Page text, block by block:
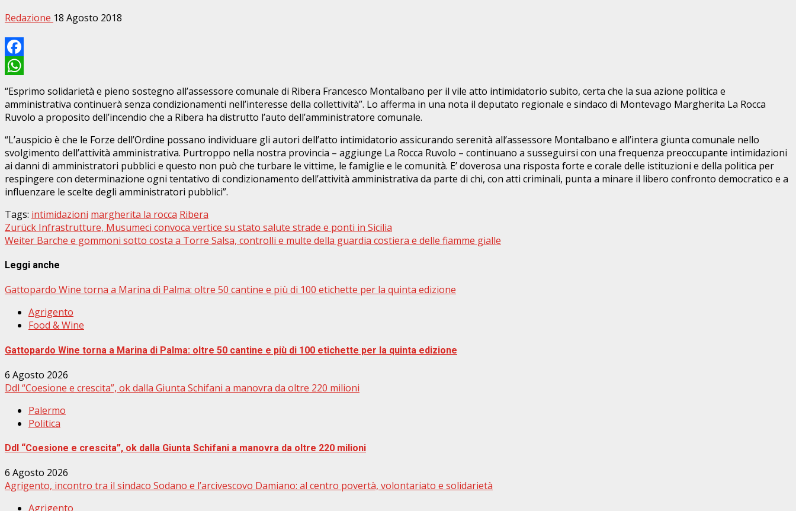
Redazione 18 Agosto 2018
Facebook
WhatsApp
“Esprimo solidarietà e pieno sostegno all’assessore comunale di Ribera Francesco Montalbano per il vile atto intimidatorio subito, certa che la sua azione politica e
amministrativa continuerà senza condizionamenti nell’interesse della collettività”. Lo afferma in una nota il deputato regionale e sindaco di Montevago Margherita La Rocca
Ruvolo a proposito dell’incendio che a Ribera ha distrutto l’auto dell’amministratore comunale.
“L’auspicio è che le Forze dell’Ordine possano individuare gli autori dell’atto intimidatorio assicurando serenità all’assessore Montalbano e all’intera giunta comunale nello
svolgimento dell’attività amministrativa. Purtroppo nella nostra provincia – aggiunge La Rocca Ruvolo – continuano a susseguirsi con una frequenza preoccupante intimidazioni
ai danni di amministratori pubblici e questo non può che turbare le vittime, le famiglie e le comunità. E’ doverosa una risposta forte e corale delle istituzioni e della politica per
respingere con determinazione ogni tentativo di condizionamento dell’attività amministrativa da parte di chi, con atti criminali, punta a minare il libero confronto democratico e a
influenzare le scelte degli amministratori pubblici”.
Tags: intimidazioni margherita la rocca Ribera
Beitragsnavigation
Zurück Infrastrutture, Musumeci convoca vertice su stato salute strade e ponti in Sicilia
Weiter Barche e gommoni sotto costa a Torre Salsa, controlli e multe della guardia costiera e delle fiamme gialle
Leggi anche
Gattopardo Wine torna a Marina di Palma: oltre 50 cantine e più di 100 etichette per la quinta edizione
Agrigento
Food & Wine
Gattopardo Wine torna a Marina di Palma: oltre 50 cantine e più di 100 etichette per la quinta edizione
6 Agosto 2026
Ddl “Coesione e crescita”, ok dalla Giunta Schifani a manovra da oltre 220 milioni
Palermo
Politica
Ddl “Coesione e crescita”, ok dalla Giunta Schifani a manovra da oltre 220 milioni
6 Agosto 2026
Agrigento, incontro tra il sindaco Sodano e l’arcivescovo Damiano: al centro povertà, volontariato e solidarietà
Agrigento